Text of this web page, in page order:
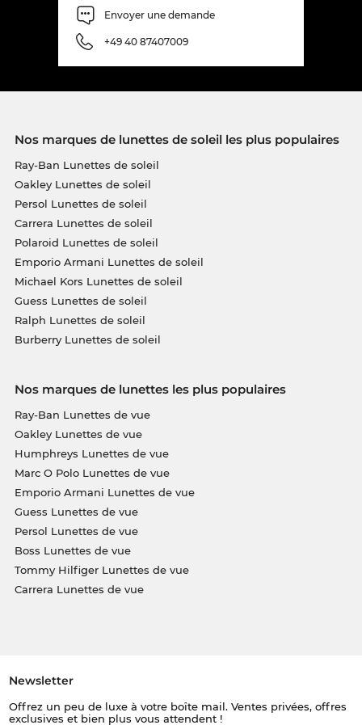
Envoyer une demande
+49 40 87407009
Nos marques de lunettes de soleil les plus populaires
Ray-Ban Lunettes de soleil
Oakley Lunettes de soleil
Persol Lunettes de soleil
Carrera Lunettes de soleil
Polaroid Lunettes de soleil
Emporio Armani Lunettes de soleil
Michael Kors Lunettes de soleil
Guess Lunettes de soleil
Ralph Lunettes de soleil
Burberry Lunettes de soleil
Nos marques de lunettes les plus populaires
Ray-Ban Lunettes de vue
Oakley Lunettes de vue
Humphreys Lunettes de vue
Marc O Polo Lunettes de vue
Emporio Armani Lunettes de vue
Guess Lunettes de vue
Persol Lunettes de vue
Boss Lunettes de vue
Tommy Hilfiger Lunettes de vue
Carrera Lunettes de vue
Newsletter
Offrez un peu de luxe à votre boîte mail. Ventes privées, offres
exclusives et bien plus vous attendent !